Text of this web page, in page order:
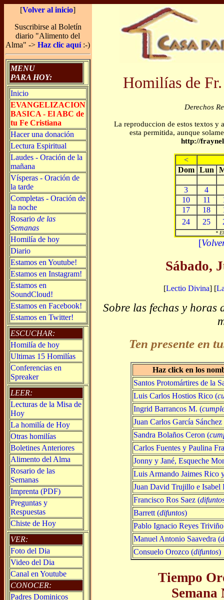
[Volver al inicio]
Suscribirse al Boletín
diario "Alimento del
Alma" ->Haz clic aquí:-)
MENU
PARA HOY:
Inicio
EVANGELIZACION
BASICA - El ABC de
tu Fe Cristiana
Hacer una donación
Lectura Espiritual
Laudes - Oración de la
mañana
Vísperas - Oración de
la tarde
Completas - Oración de
la noche
Rosario de las
Semanas
Homilía de hoy
Diario
Estamos en Youtube!
Estamos en Instagram!
Estamos en
SoundCloud!
Estamos en Facebook!
Estamos en Twitter!
ESCUCHAR:
Homilía de hoy
Ultimas 15 Homilías
Conferencias en
Spreaker
LEER:
Lecturas de la Misa de
Hoy
La homilía de Hoy
Otras homilías
Boletines Anteriores
Alimento del Alma
Rosario de las
Semanas
Imprenta (PDF)
Preguntas y
Respuestas
Chiste de Hoy
VER:
Foto del Dia
Video del Dia
Canal en Youtube
CONOCER:
Padres Dominicos
Homilías de
Derechos
La reproduccion de estos textos y
esta permitida, aunque
http://
<
Dom Lun
3
4
10
11
17
18
24
25
*
[
Sábado,
[Lectio Divina] [
Sobre las fechas y horas
Ten presente en
Haz click en los
Santos Protomártires de la
Luis Carlos Hostios Rico (
Ingrid Barrancos M. (
Juan Carlos García Sánchez
Sandra Bolaños Ceron (
Carlos Fuentes y Paulina
Jonny y Jané, Esqueche
Luis Armando Jaimes Rico
Juan David Trujillo e Isabel
Francisco Ros Saez (
Barrett (difuntos)
Pablo Ignacio Reyes
Manuel Antonio Saavedra (
Consuelo Orozco (difuntos)
Tiempo
Semana